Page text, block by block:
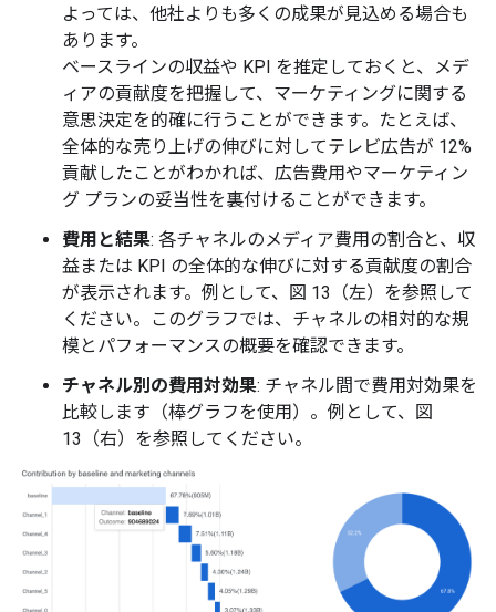
よっては、他社よりも多くの成果が見込める場合も
あります。
ベースラインの収益や KPI を推定しておくと、メデ
ィアの貢献度を把握して、マーケティングに関する
意思決定を的確に行うことができます。たとえば、
全体的な売り上げの伸びに対してテレビ広告が 12%
貢献したことがわかれば、広告費用やマーケティン
グ プランの妥当性を裏付けることができます。
費用と結果: 各チャネルのメディア費用の割合と、収
益または KPI の全体的な伸びに対する貢献度の割合
が表示されます。例として、図 13（左）を参照して
ください。このグラフでは、チャネルの相対的な規
模とパフォーマンスの概要を確認できます。
チャネル別の費用対効果: チャネル間で費用対効果を
比較します（棒グラフを使用）。例として、図
13（右）を参照してください。